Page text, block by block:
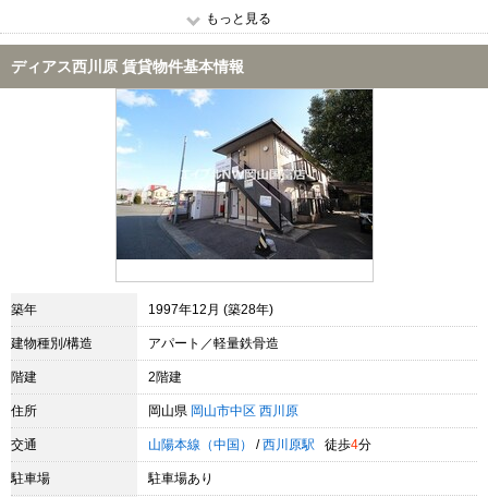
もっと見る
ディアス西川原 賃貸物件基本情報
築年 1997年12月 (築28年)
建物種別/構造 アパート／軽量鉄骨造
階建 2階建
住所 岡山県 岡山市中区 西川原
交通 山陽本線（中国） / 西川原駅 徒歩4分
駐車場 駐車場あり